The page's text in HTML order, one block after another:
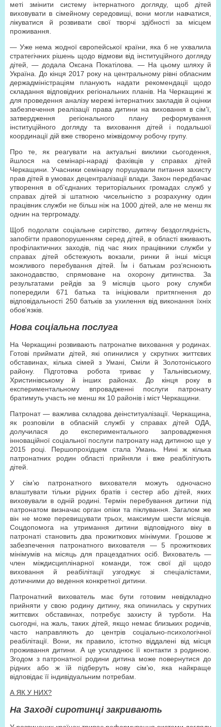
меті змінити систему інтернатного догляду, щоб дітей
виховувати в сімейному середовищі, вони могли навчатися,
лікуватися й розвивати свої творчі здібності за місцем
проживання.
— Уже нема жодної європейської країни, яка б не ухвалила
стратегічних рішень щодо відмови від інституційного догляду
дітей, — додала Оксана Покатілова. — На цьому шляху й
Україна. До кінця 2017 року на центральному рівні обласним
держадміністраціям планують надати рекомендації щодо
складання відповідних регіональних планів. На Черкащині ж
для проведення аналізу мережі інтернатних закладів й оцінки
забезпечення реалізації права дитини на виховання в сім’ї,
затвердження регіонального плану реформування
інституційного догляду та виховання дітей і подальшої
координації дій вже створено міжвідомчу робочу групу.
Про те, як реагувати на актуальні виклики сьогодення,
йшлося на семінарі-нараді фахівців у справах дітей
Черкащини. Учасники семінару порушували питання захисту
прав дітей в умовах децентралізації влади. Закон передбачає
утворення в об’єднаних територіальних громадах служб у
справах дітей зі штатною чисельністю з розрахунку один
працівник служби не більш ніж на 1000 дітей, але не менш як
однин на тергромаду.
Щоб подолати соціальне сирітство, дитячу бездоглядність,
запобігти правопорушенням серед дітей, в області вживають
профілактичних заходів, під час яких працівники служби у
справах дітей обстежують вокзали, ринки й інші місця
можливого перебування дітей. Їм і батькам роз’яснюють
законодавство, спрямоване на охорону дитинства. За
результатами рейдів за 9 місяців цього року служби
попередили 671 батька та ініціювали притягнення до
відповідальності 250 батьків за ухилення від виконання їхніх
обов’язків.
Нова соціальна послуга
На Черкащині розвивають патронатне виховання у родинах.
Готові приймати дітей, які опинилися у скрутних життєвих
обставинах, кілька сімей з Умані, Сміли й Золотоніського
району. Підготовча робота триває у Тальнівському,
Христинівському й інших районах. До кінця року в
експериментальному впровадженні послуги патронату
братимуть участь не менш як 10 районів і міст Черкащини.
Патронат — важлива складова деінституалізації. Черкащина,
як розповіли в обласній службі у справах дітей ОДА,
долучилася до експериментального запровадження
інноваційної соціальної послуги патронату над дитиною ще у
2015 році. Першопрохідцем стала Умань. Нині ж кілька
патронатних родин області прийняли і вже реабілітують
дітей.
У сім’ю патронатного вихователя можуть одночасно
влаштувати тільки рідних братів і сестер або дітей, яких
виховували в одній родині. Термін перебування дитини під
патронатом визначає орган опіки та піклування. Загалом же
він не може перевищувати трьох, максимум шести місяців.
Соцдопомога на утримання дитини відповідного віку в
патронаті становить два прожиткових мінімуми. Грошове ж
забезпечення патронатного вихователя — 5 прожиткових
мінімумів на місяць для працездатних осіб. Вихователь —
член міждисциплінарної команди, тож свої дії щодо
виховання й реабілітації узгоджує зі спеціалістами,
дотичними до ведення конкретної дитини.
Патронатний вихователь має бути готовим невідкладно
прийняти у свою родину дитину, яка опинилась у скрутних
життєвих обставинах, потребує захисту й турботи. На
сьогодні, на жаль, таких дітей, якщо немає близьких родичів,
часто направляють до центрів соціально-психологічної
реабілітації. Вони, як правило, істотно віддалені від місця
проживання дитини. А це ускладнює її контакти з родиною.
Згодом з патронатної родини дитина може повернутися до
рідних або ж їй підберуть нову сім’ю, яка найкраще
відповідає її індивідуальним потребам.
А ЯК У НИХ?
На Заході сиротинці закривають